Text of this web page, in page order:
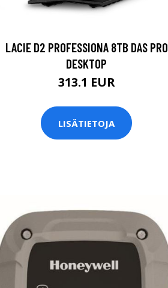
LACIE D2 PROFESSIONA 8TB DAS PRO
DESKTOP
313.1 EUR
LISÄTIETOJA